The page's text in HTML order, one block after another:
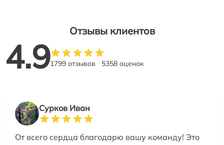
Отзывы клиентов
4.91799 отзывов 5358 оценок
Сурков Иван
От всего сердца благодарю вашу команду! Это